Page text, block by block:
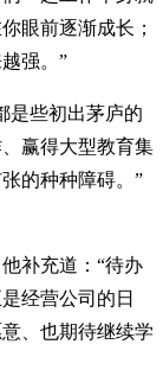
眼前逐渐成长；
强。”
是些初出茅庐的
赢得大型教育集
的种种障碍。”
补充道：“待办
经营公司的日
、也期待继续学